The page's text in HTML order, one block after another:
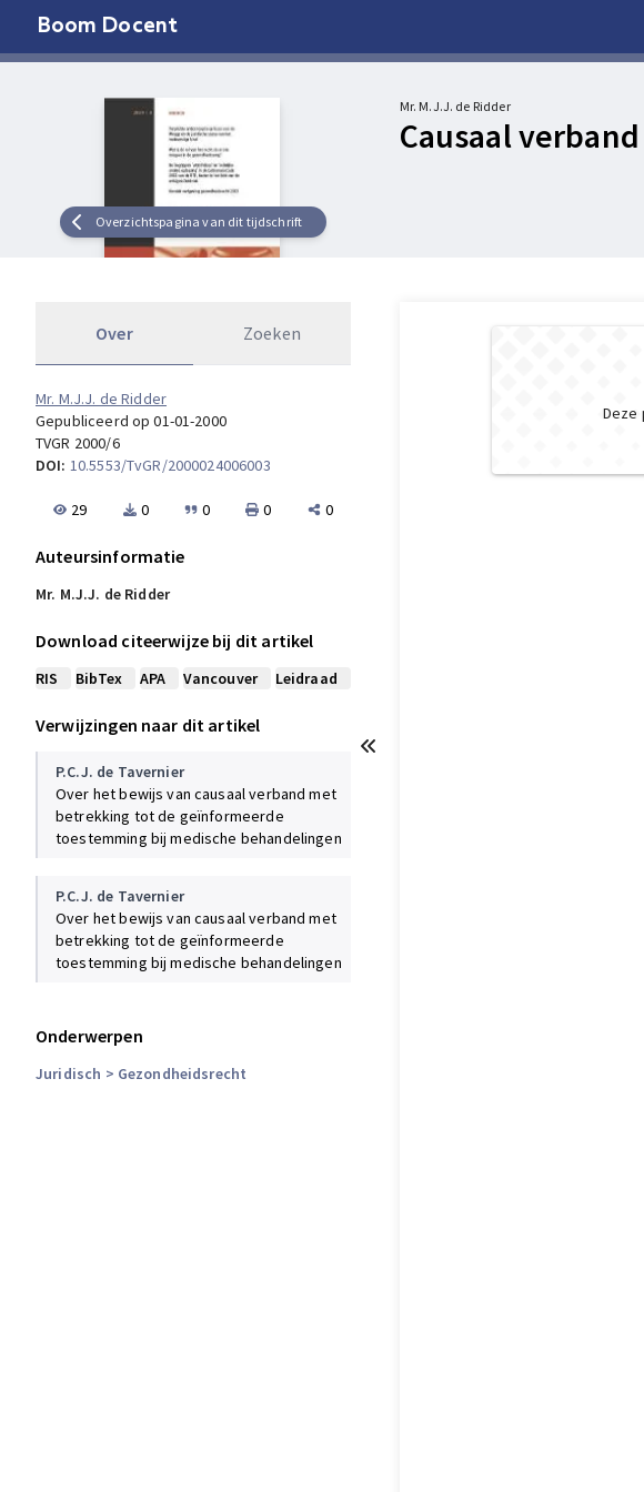
Boom Docent
Overzichtspagina van dit tijdschrift
Mr. M.J.J. de Ridder
Causaal
Over Zoeken
Mr. M.J.J. de Ridder
Gepubliceerd op 01-01-2000
TVGR 2000/6
DOI: 10.5553/TvGR/2000024006003
29 0 0 0 0
Auteursinformatie
Mr. M.J.J. de Ridder
Download citeerwijze bij dit artikel
RIS BibTex APA Vancouver Leidraad
Verwijzingen naar dit artikel
P.C.J. de Tavernier
Over het bewijs van causaal verband met
betrekking tot de geïnformeerde
toestemming bij medische behandelingen
P.C.J. de Tavernier
Over het bewijs van causaal verband met
betrekking tot de geïnformeerde
toestemming bij medische behandelingen
Onderwerpen
Juridisch > Gezondheidsrecht
Deze